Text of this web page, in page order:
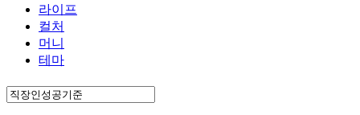
라이프
컬처
머니
테마